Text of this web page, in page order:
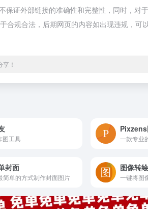
保证外部链接的准确性和完整性，同时，对
合规合法，后期网页的内容如出现违规，可
！
图工具 一款专业
封面
简单的方式制作封面图片
图像转绘
一键将图